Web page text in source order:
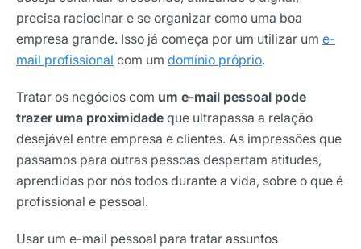
precisa raciocinar e se organizar como uma boa
empresa grande. Isso já começa por um utilizar um e-
mail profissional com um domínio próprio.
Tratar os negócios com um e-mail pessoal pode
trazer uma proximidade que ultrapassa a relação
desejável entre empresa e clientes. As impressões que
passamos para outras pessoas despertam atitudes,
aprendidas por nós todos durante a vida, sobre o que é
profissional e pessoal.
Usar um e-mail pessoal para tratar assuntos